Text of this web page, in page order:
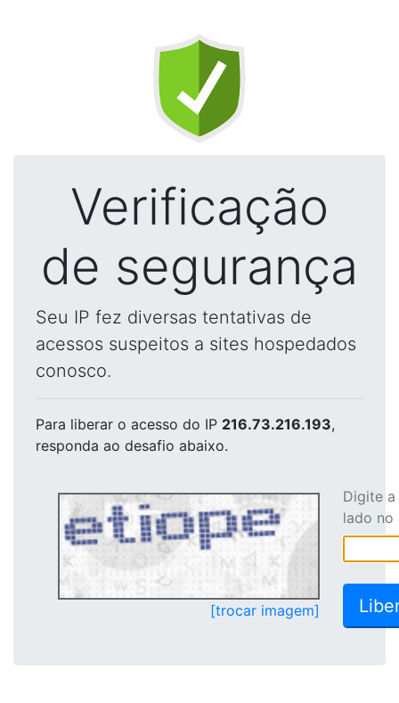
Verificação
de segurança
Seu IP fez diversas tentativas de
acessos suspeitos a sites hospedados
conosco.
Para liberar o acesso do IP 216.73.216.193,
responda ao desafio abaixo.
[trocar imagem]
Digite
lado no